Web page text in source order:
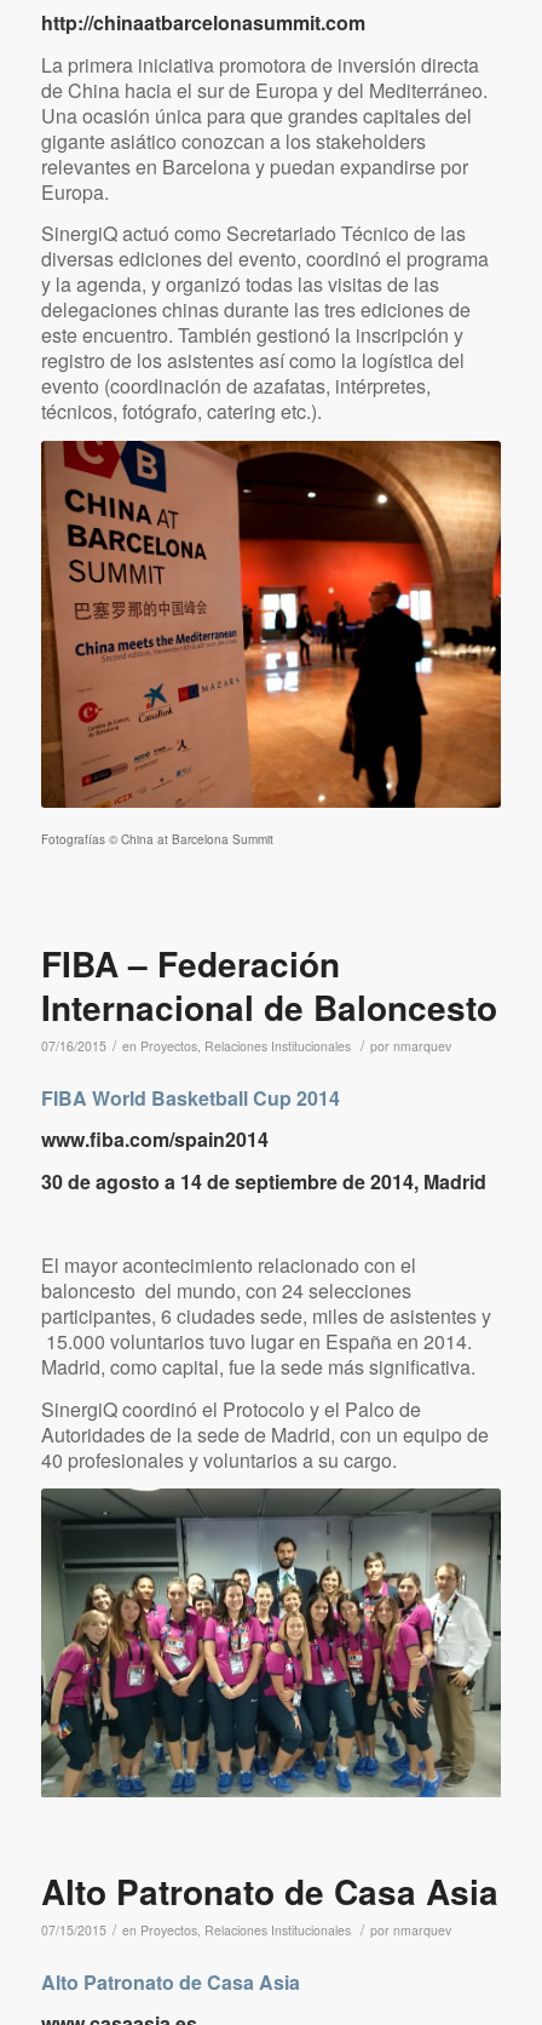
China at Barcelona Summit
07/17/2015 en Proyectos Relaciones Internacionales / por nmarquev
Evento anual (2011-2013), Barcelona
http://chinaatbarcelonasummit.com
de China hacia el sur de Europa y del Mediterráneo.
Una ocasión única para que grandes capitales del
gigante asiático conozcan a los stakeholders
relevantes en Barcelona y puedan expandirse por
Europa.
SinergiQ actuó como Secretariado Técnico de las
diversas ediciones del evento, coordinó el programa
y la agenda, y organizó todas las visitas de las
delegaciones chinas durante las tres ediciones de
este encuentro. También gestionó la inscripción y
registro de los asistentes así como la logística del
evento (coordinación de azafatas, intérpretes,
técnicos, fotógrafo, catering etc.).
Fotografías © China at Barcelona Summit
FIBA – Federación
Internacional de Baloncesto
/ Relaciones Institucionales nmarquev
www.fiba.com/spain2014
30 de agosto a 14 de septiembre de 2014, Madrid
El mayor acontecimiento relacionado con el
baloncesto del mundo, con 24 selecciones
participantes, 6 ciudades sede, miles de asistentes y
15.000 voluntarios tuvo lugar en España en 2014.
Madrid, como capital, fue la sede más significativa.
SinergiQ coordinó el Protocolo y el Palco de
Autoridades de la sede de Madrid, con un equipo de
40 profesionales y voluntarios a su cargo.